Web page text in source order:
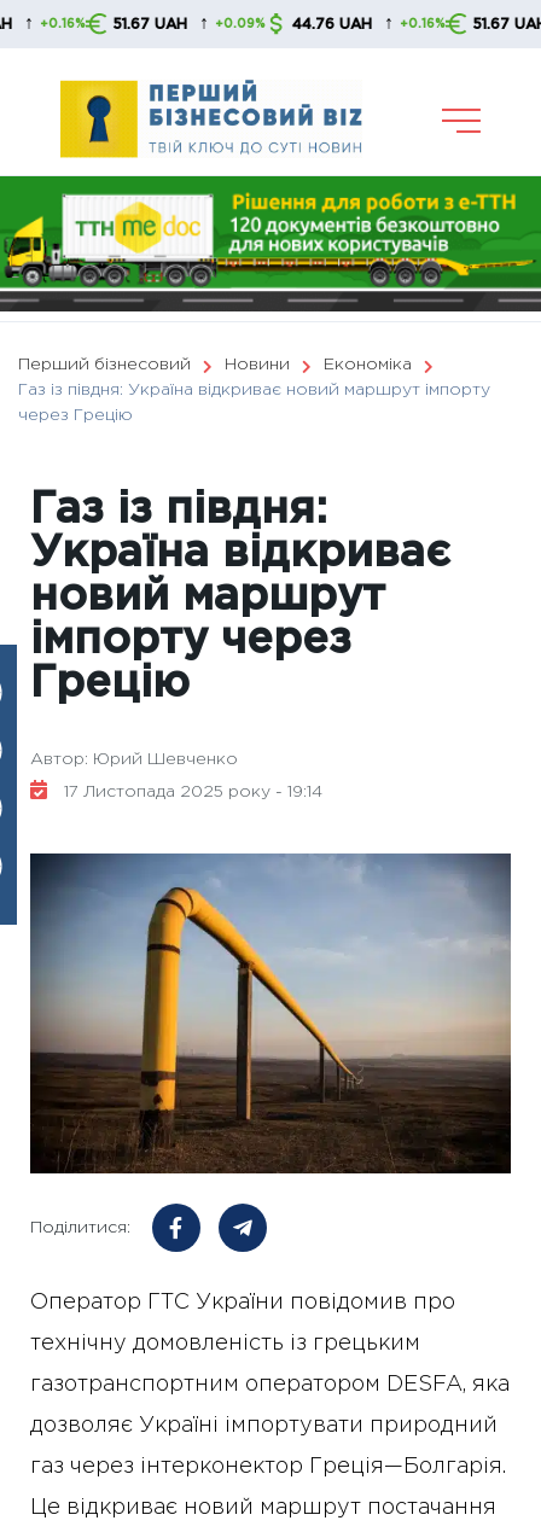
Skip
51.67 UAH ↑ +0.09% 44.76 UAH ↑ +0.16% 51.67 UAH ↑
Перший бізнесовий Новини
Економіка
Газ із півдня: Україна відкриває новий маршрут імпорту
через Грецію
Газ із півдня:
Україна відкриває
новий маршрут
імпорту через
Грецію
Автор: Юрий Шевченко
17 Листопада 2025 року - 19:14
Поділитися:
Оператор ГТС України повідомив про
технічну домовленість із грецьким
газотранспортним оператором DESFA, яка
дозволяє Україні імпортувати природний
газ через інтерконектор Греція—Болгарія.
Це відкриває новий маршрут постачання